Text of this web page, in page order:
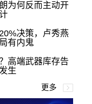
为何反而主动开
决策，卢秀燕
有内鬼
高端武器库存告
生
更多